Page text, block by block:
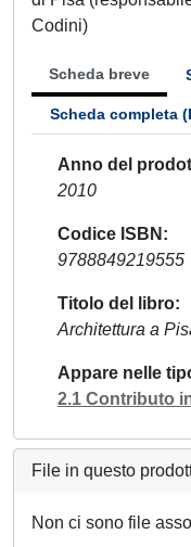
Codini)
Scheda breve
Scheda completa
Anno del
2010
Codice ISBN
9788849219555
Titolo del libro
Architettura a
Appare nelle
2.1 Contributo
File in questo
Non ci sono file